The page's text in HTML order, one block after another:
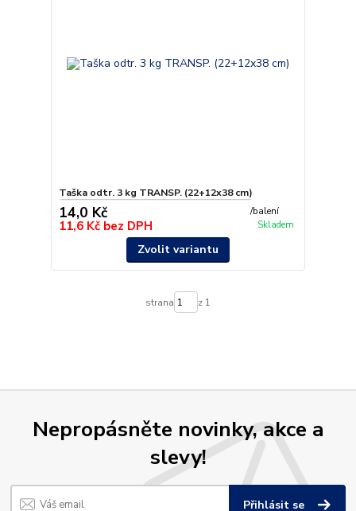
Taška odtr. 3 kg TRANSP. (22+12x38 cm)
14,0 Kč /balení
11,6 Kč bez DPH Skladem
Zvolit variantu
strana z 1
Nepropásněte novinky, akce a
slevy!
Přihlásit se